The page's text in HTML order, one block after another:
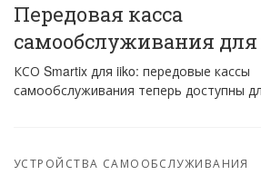
Передовая касса
самообслуживания
КСО Smartix для iiko: передовые кассы
самообслуживания теперь доступны
УСТРОЙСТВА САМООБСЛУЖИВАНИЯ